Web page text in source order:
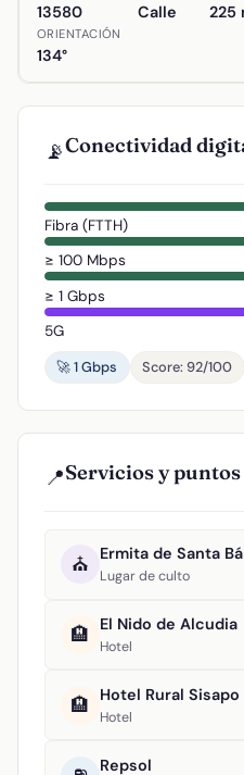
13580 Calle 225
ORIENTACIÓN
134°
📡Conectividad
Fibra (FTTH)
≥ 100 Mbps
≥ 1 Gbps
5G
🚀 1 Gbps
Score: 92/100
📍Servicios y
⛪ Ermita de Santa
Lugar de culto
🏨 El Nido de Alcudia
Hotel
🏨 Hotel Rural Sisapo
Hotel
Repsol